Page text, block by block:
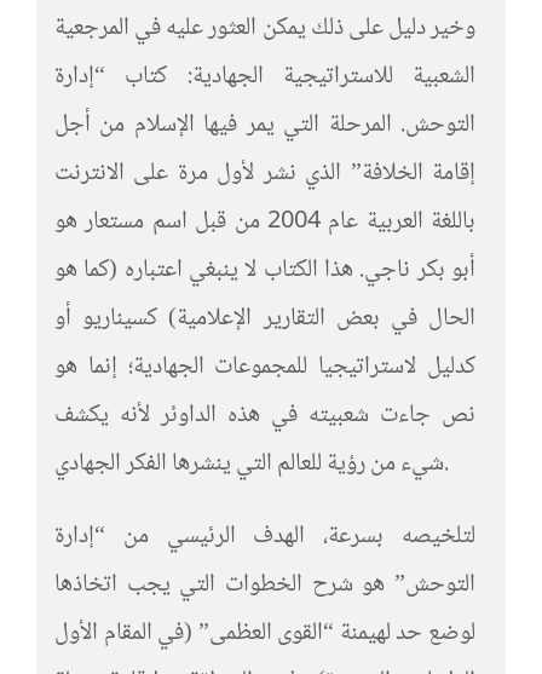
وخير دليل على ذلك يمكن العثور عليه في المرجعية
الشعبية للاستراتيجية الجهادية: كتاب “إدارة
التوحش. المرحلة التي يمر فيها الإسلام من أجل
إقامة الخلافة” الذي نشر لأول مرة على الانترنت
باللغة العربية عام 2004 من قبل اسم مستعار هو
أبو بكر ناجي. هذا الكتاب لا ينبغي اعتباره (كما هو
الحال في بعض التقارير الإعلامية) كسيناريو أو
كدليل لاستراتيجيا للمجموعات الجهادية؛ إنما هو
نص جاءت شعبيته في هذه الداوئر لأنه يكشف
شيء من رؤية للعالم التي ينشرها الفكر الجهادي.
لتلخيصه بسرعة، الهدف الرئيسي من “إدارة
التوحش” هو شرح الخطوات التي يجب اتخاذها
لوضع حد لهيمنة “القوى العظمى” (في المقام الأول